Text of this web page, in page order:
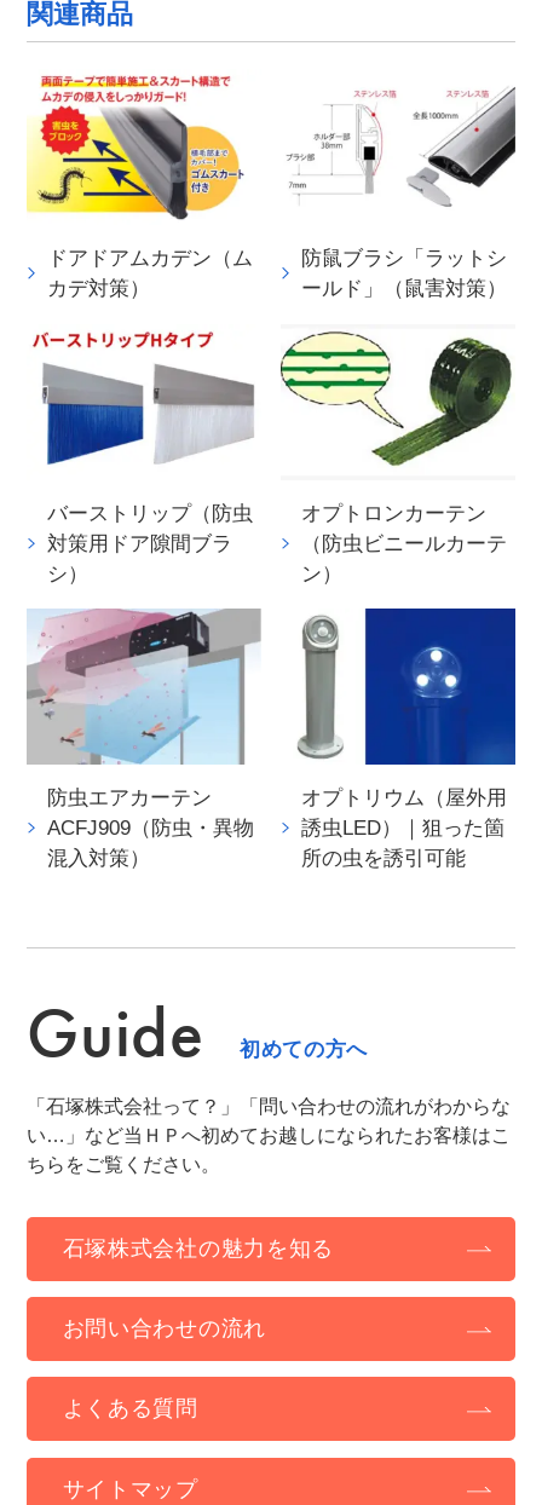
関連商品
ドアドアムカデン（ム
カデ対策）
防鼠ブラシ「ラットシ
ールド」（鼠害対策）
バーストリップ（防虫
対策用ドア隙間ブラ
シ）
オプトロンカーテン
（防虫ビニールカーテ
ン）
防虫エアカーテン
ACFJ909（防虫・異物
混入対策）
オプトリウム（屋外用
誘虫LED）｜狙った箇
所の虫を誘引可能
Guide 初めての方へ
「石塚株式会社って？」「問い合わせの流れがわからな
い…」など当ＨＰへ初めてお越しになられたお客様はこ
ちらをご覧ください。
石塚株式会社の魅力を知る
お問い合わせの流れ
よくある質問
サイトマップ